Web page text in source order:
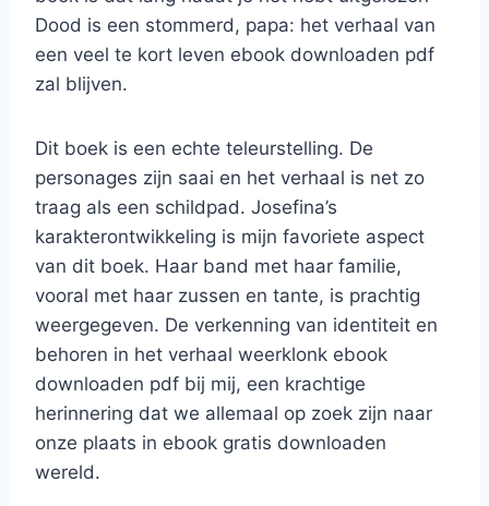
Dood is een stommerd, papa: het verhaal van
een veel te kort leven ebook downloaden pdf
zal blijven.
Dit boek is een echte teleurstelling. De
personages zijn saai en het verhaal is net zo
traag als een schildpad. Josefina’s
karakterontwikkeling is mijn favoriete aspect
van dit boek. Haar band met haar familie,
vooral met haar zussen en tante, is prachtig
weergegeven. De verkenning van identiteit en
behoren in het verhaal weerklonk ebook
downloaden pdf bij mij, een krachtige
herinnering dat we allemaal op zoek zijn naar
onze plaats in ebook gratis downloaden
wereld.